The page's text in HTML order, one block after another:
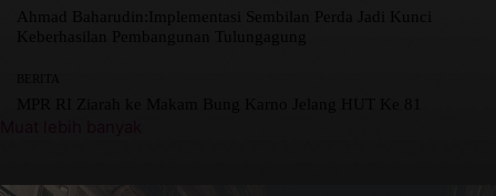
Ahmad Baharudin:Implementasi Sembilan Perda Jadi Kunci